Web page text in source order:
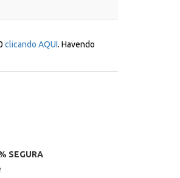
clicando AQUI. Havendo
SEGURA